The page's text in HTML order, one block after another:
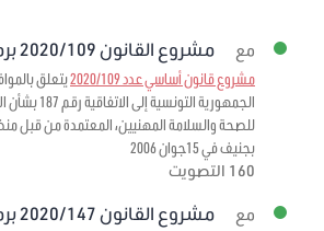
مع مشروع القانون 2020/109 برمته
مشروع قانون أساسي عدد 2020/109
يتعلق
الجمهورية التونسية
للصحة والسلامة المهنيين، المعتمدة من قبل
بجنيف في 15جوان 2006
160 التصويت
مع مشروع القانون 2020/147 برمته